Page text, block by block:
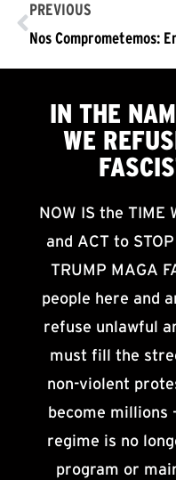
PREVIOUS
IN THE
WE
NOW IS the TIME
and ACT to
TRUMP MAGA
people here and
refuse unlawful
must fill the
non-violent
become
regime is no
program or